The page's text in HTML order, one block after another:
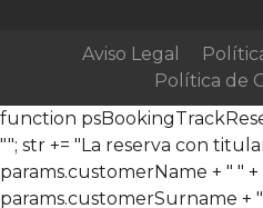
Aviso Legal
Política de
function
""; str += "La reserva con
params.customerName + " " +
params.customerSurname +